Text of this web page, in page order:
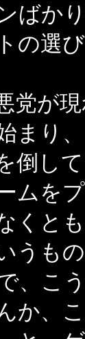
ばか
の選
党が
まり
倒し
ムを
くと
うも
、こ
か、